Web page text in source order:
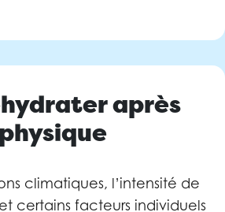
après
climatiques, l’intensité de
certains facteurs individuels